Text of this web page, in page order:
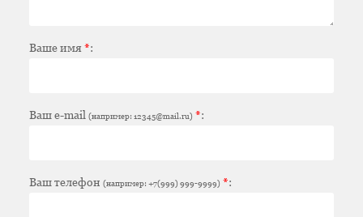
Ваше имя*:
Ваш e-mail (например: 12345@mail.ru) *:
Ваш телефон (например: +7(999) 999-9999) *: